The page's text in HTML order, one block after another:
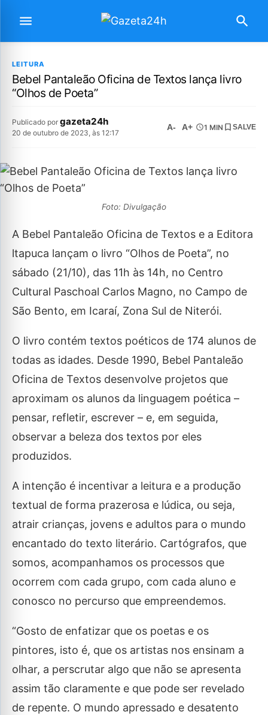
LEITURA
Bebel Pantaleão Oficina de Textos lança livro
“Olhos de Poeta”
Publicado por gazeta24h
20 de outubro de 2023, às 12:17
A- A+ 1 MIN SALVE
Foto: Divulgação
A Bebel Pantaleão Oficina de Textos e a Editora
ltapuca lançam o livro “Olhos de Poeta”, no
sábado (21/10), das 11h às 14h, no Centro
Cultural Paschoal Carlos Magno, no Campo de
São Bento, em Icaraí, Zona Sul de Niterói.
O livro contém textos poéticos de 174 alunos de
todas as idades. Desde 1990, Bebel Pantaleão
Oficina de Textos desenvolve projetos que
aproximam os alunos da linguagem poética –
pensar, refletir, escrever – e, em seguida,
observar a beleza dos textos por eles
produzidos.
A intenção é incentivar a leitura e a produção
textual de forma prazerosa e lúdica, ou seja,
atrair crianças, jovens e adultos para o mundo
encantado do texto literário. Cartógrafos, que
somos, acompanhamos os processos que
ocorrem com cada grupo, com cada aluno e
conosco no percurso que empreendemos.
“Gosto de enfatizar que os poetas e os
pintores, isto é, que os artistas nos ensinam a
olhar, a perscrutar algo que não se apresenta
assim tão claramente e que pode ser revelado
de repente. O mundo apressado e desatento